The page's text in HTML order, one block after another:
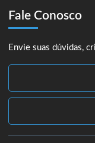
Fale Conosco
Envie suas dúvidas,